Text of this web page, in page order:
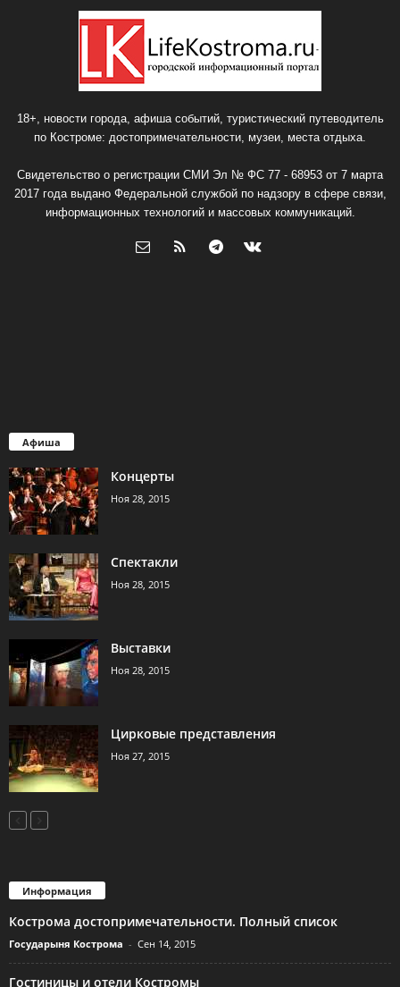
18+, новости города, афиша событий, туристический путеводитель
по Костроме: достопримечательности, музеи, места отдыха.
Свидетельство о регистрации СМИ Эл № ФС 77 - 68953 от 7 марта
2017 года выдано Федеральной службой по надзору в сфере связи,
информационных технологий и массовых коммуникаций.
Афиша
Концерты
Ноя 28, 2015
Спектакли
Ноя 28, 2015
Выставки
Ноя 28, 2015
Цирковые представления
Ноя 27, 2015
Информация
Кострома достопримечательности. Полный список
Государыня Кострома - Сен 14, 2015
Гостиницы и отели Костромы